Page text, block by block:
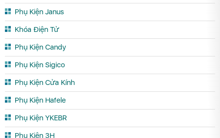
Phụ Kiện Janus
Khóa Điện Tử
Phụ Kiện Candy
Phụ Kiện Sigico
Phụ Kiện Cửa Kính
Phụ Kiện Hafele
Phụ Kiện YKEBR
Phụ Kiện 3H